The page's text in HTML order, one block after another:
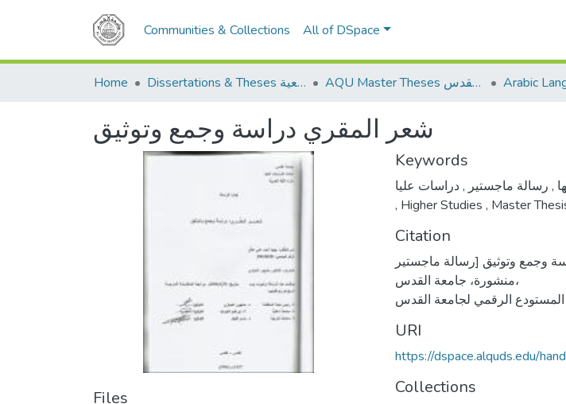
Communities & Collections All of DSpace
Home Dissertations & Theses الرسائل الجامعية AQU Master Theses الرسائل الجامعية الخاصة بجامعة القدس
شعر المقري دراسة وجمع وتوثيق
Files
Keywords
, رسالة ماجستير ,
, Higher Studies , Master
Citation
المقري دراسة وجمع وتوثيق [رسالة ماجستير
منشورة، جامعة القدس،
URI
https://dspace.alquds.edu/
Collections